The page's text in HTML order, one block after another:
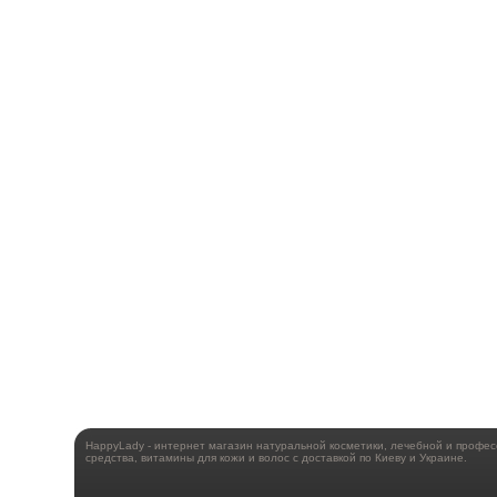
HappyLady - интернет магазин натуральной косметики, лечебной и
средства, витамины для кожи и волос с доставкой по Киеву и Украине.